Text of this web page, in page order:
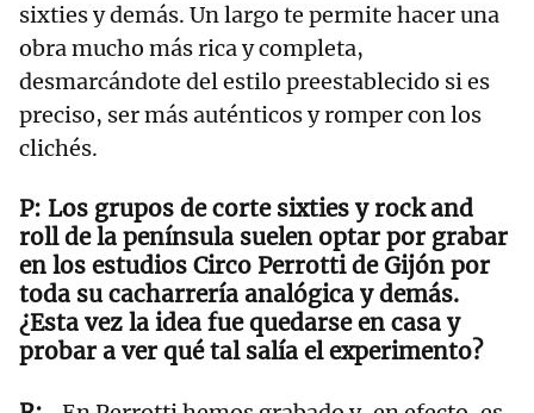
sixties y demás. Un largo te permite hacer una
obra mucho más rica y completa,
desmarcándote del estilo preestablecido si es
preciso, ser más auténticos y romper con los
clichés.
Los grupos de corte sixties y rock and
roll de la península suelen optar por grabar
en los estudios Circo Perrotti de Gijón por
toda su cacharrería analógica y demás.
¿Esta vez la idea fue quedarse en casa y
probar a ver qué tal salía el experimento?